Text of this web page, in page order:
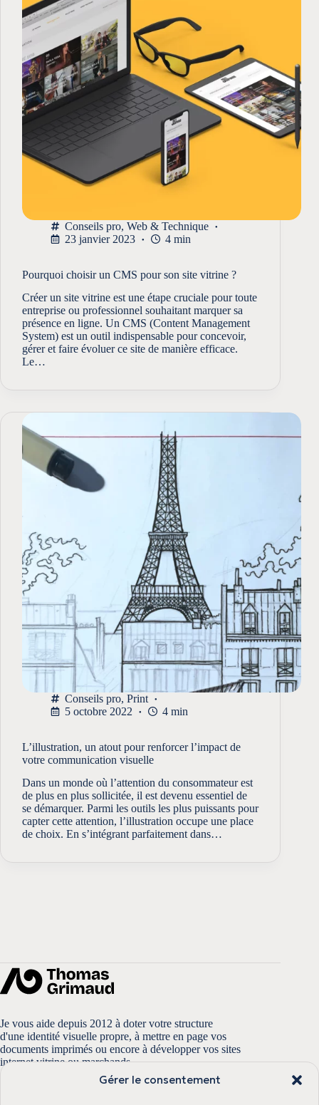
Gérer le consentement
Conseils pro, Web & Technique
23 janvier 2023
4 min
Pourquoi choisir un CMS pour son site vitrine ?
Créer un site vitrine est une étape cruciale pour toute
entreprise ou professionnel souhaitant marquer sa
présence en ligne. Un CMS (Content Management
System) est un outil indispensable pour concevoir,
gérer et faire évoluer ce site de manière efficace.
Le…
Conseils pro, Print
5 octobre 2022
4 min
L’illustration, un atout pour renforcer l’impact de
votre communication visuelle
Dans un monde où l’attention du consommateur est
de plus en plus sollicitée, il est devenu essentiel de
se démarquer. Parmi les outils les plus puissants pour
capter cette attention, l’illustration occupe une place
de choix. En s’intégrant parfaitement dans…
Je vous aide depuis 2012 à doter votre structure
d'une identité visuelle propre, à mettre en page vos
documents imprimés ou encore à développer vos sites
internet vitrine ou marchands.